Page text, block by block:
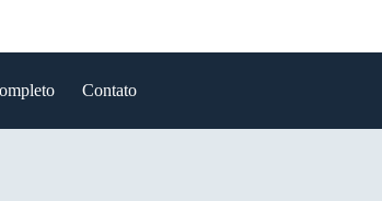
Contato